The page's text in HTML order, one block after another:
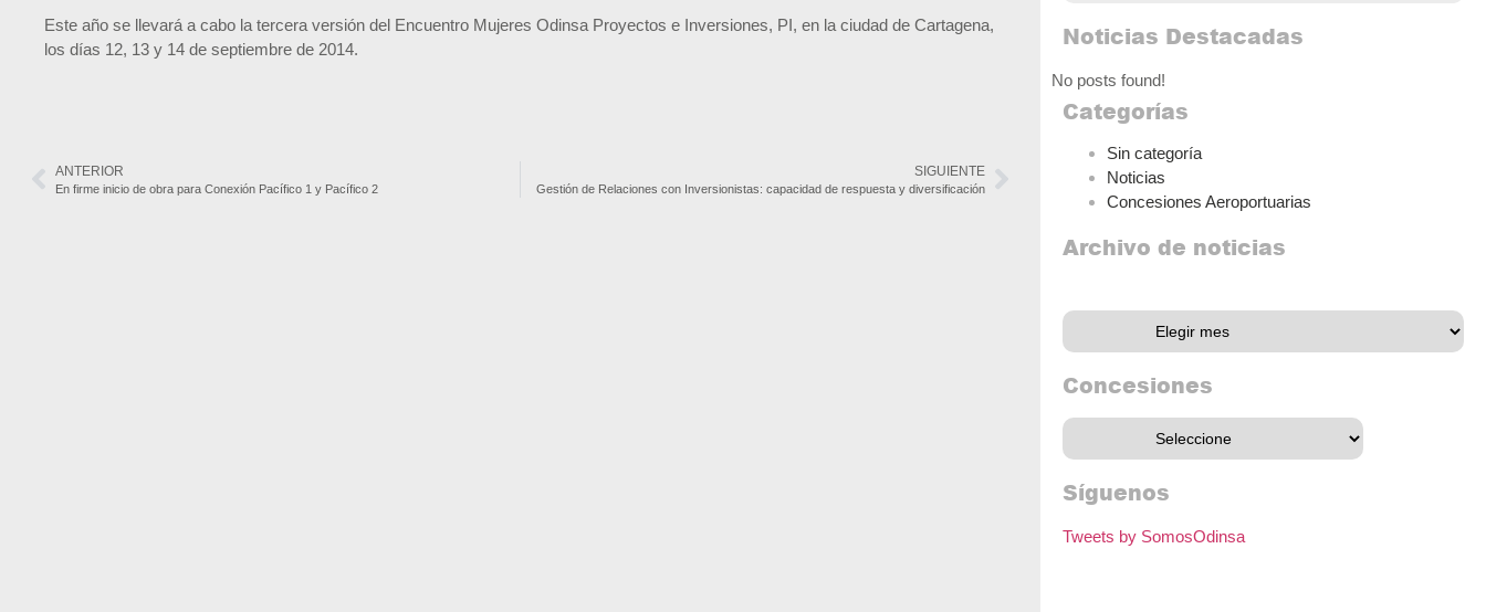
Este año se llevará a cabo la tercera versión del Encuentro Mujeres Odinsa Proyectos e Inversiones, PI, en la ciudad de Cartagena,
los días 12, 13 y 14 de septiembre de 2014.
ANTERIOR
En firme inicio de obra para Conexión Pacífico 1 y Pacífico 2
SIGUIENTE
Gestión de Relaciones con Inversionistas: capacidad de respuesta y diversificación
Noticias Destacadas
No posts found!
Categorías
Sin categoría
Noticias
Concesiones Aeroportuarias
Archivo de noticias
Concesiones
Síguenos
Tweets by SomosOdinsa